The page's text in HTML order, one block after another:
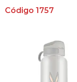
Código 1757